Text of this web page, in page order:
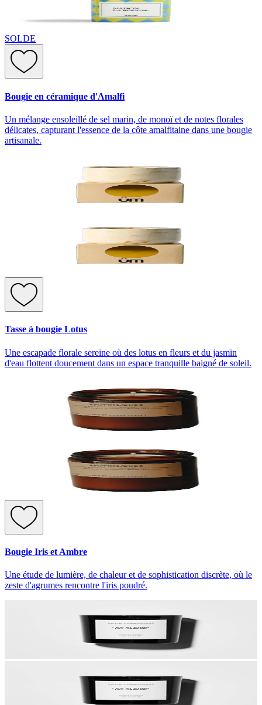
SOLDE
Bougie en céramique d'Amalfi
Un mélange ensoleillé de sel marin, de monoï et de notes florales
délicates, capturant l'essence de la côte amalfitaine dans une bougie
artisanale.
Tasse à bougie Lotus
Une escapade florale sereine où des lotus en fleurs et du jasmin
d'eau flottent doucement dans un espace tranquille baigné de soleil.
Bougie Iris et Ambre
Une étude de lumière, de chaleur et de sophistication discrète, où le
zeste d'agrumes rencontre l'iris poudré.